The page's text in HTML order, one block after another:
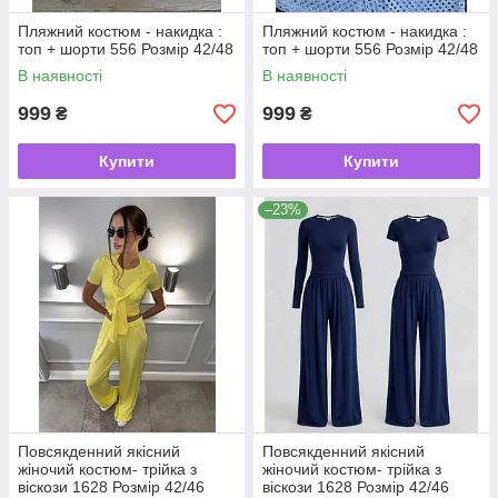
Пляжний костюм - накидка :
топ + шорти 556 Розмір 42/48
В наявності
999 ₴
Купити
Пляжний костюм - накидка :
топ + шорти 556 Розмір 42/48
В наявності
999 ₴
Купити
Повсякденний якісний
жіночий костюм- трійка з
віскози 1628 Розмір 42/46
–23%
Повсякденний якісний
жіночий костюм- трійка з
віскози 1628 Розмір 42/46